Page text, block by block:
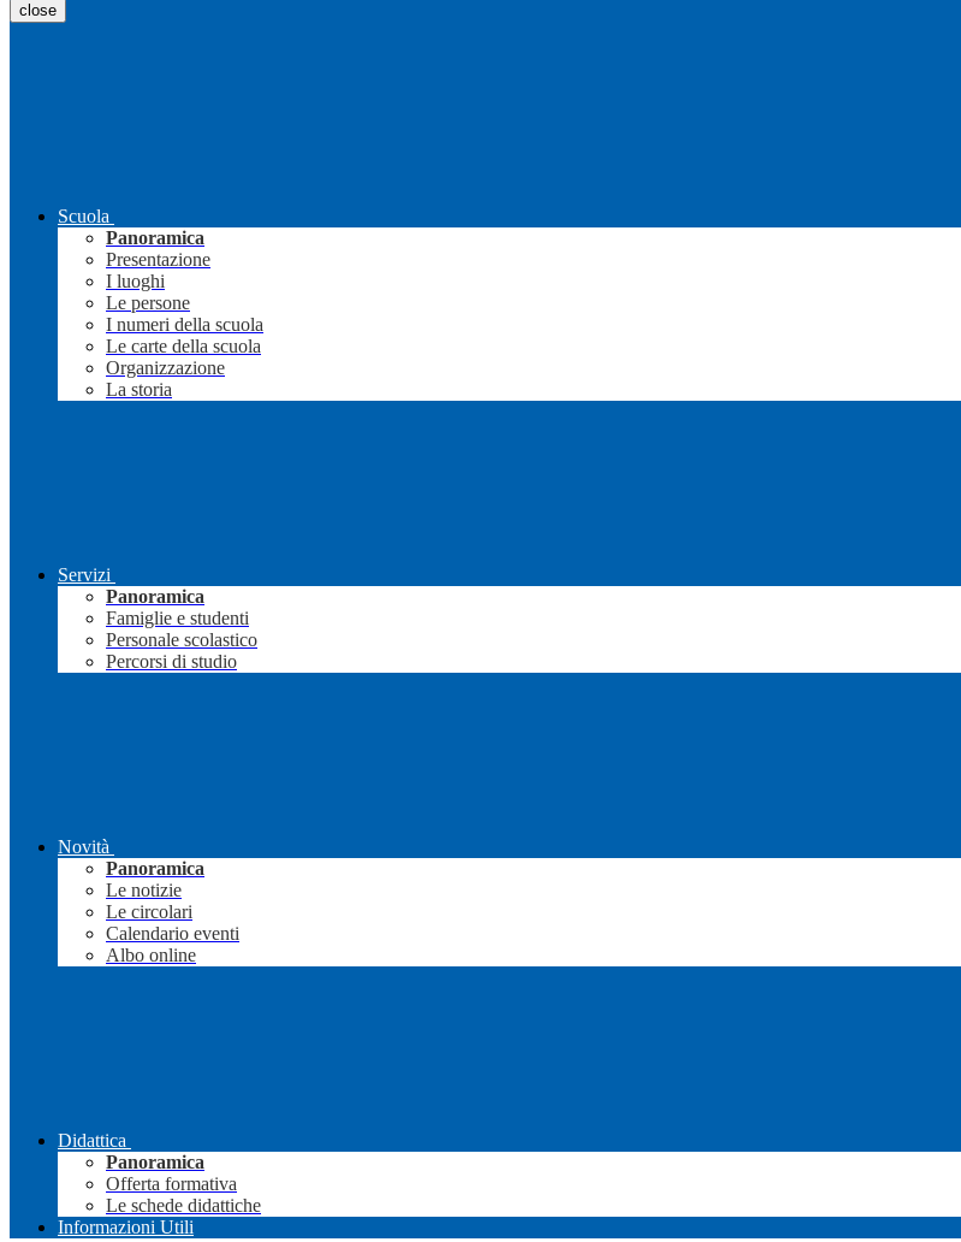
close
Scuola
Panoramica
Presentazione
I luoghi
Le persone
I numeri della scuola
Le carte della scuola
Organizzazione
La storia
Servizi
Panoramica
Famiglie e studenti
Personale scolastico
Percorsi di studio
Novità
Panoramica
Le notizie
Le circolari
Calendario eventi
Albo online
Didattica
Panoramica
Offerta formativa
Le schede didattiche
Informazioni Utili